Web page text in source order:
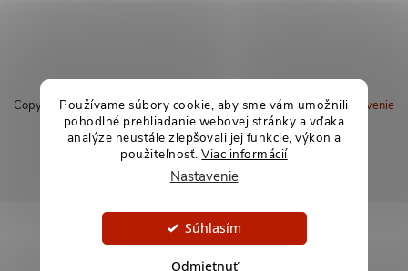
Používame súbory cookie, aby sme vám umožnili
pohodlné prehliadanie webovej stránky a vďaka
analýze neustále zlepšovali jej funkcie, výkon a
použiteľnosť.Viac informácií
Nastavenie
Odmietnuť
Súhlasím
Vytvoril Shoptet
Copyright 2026soxland.sk. Všetky práva vyhradené. Upraviť nastavenie
cookies